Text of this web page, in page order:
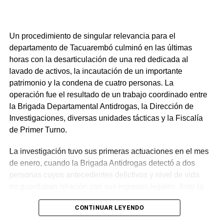
Un procedimiento de singular relevancia para el
departamento de Tacuarembó culminó en las últimas
horas con la desarticulación de una red dedicada al
lavado de activos, la incautación de un importante
patrimonio y la condena de cuatro personas. La
operación fue el resultado de un trabajo coordinado entre
la Brigada Departamental Antidrogas, la Dirección de
Investigaciones, diversas unidades tácticas y la Fiscalía
de Primer Turno.
La investigación tuvo sus primeras actuaciones en el mes
de enero, cuando la Brigada Antidrogas detectó a dos
personas cuyos antecedentes delictivos y nivel de vida
sospecha de maniobras de blanqueo de capitales, la
Policía abrió una causa reservada para seguir los
CONTINUAR LEYENDO